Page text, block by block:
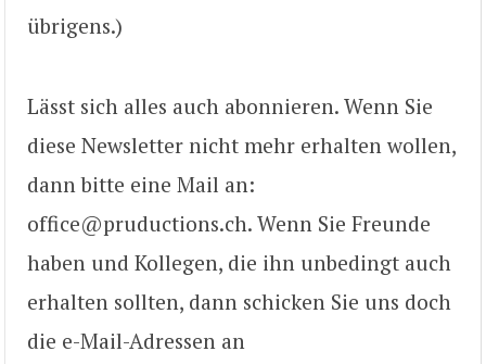
übrigens.)
Lässt sich alles auch abonnieren. Wenn Sie
diese Newsletter nicht mehr erhalten wollen,
dann bitte eine Mail an:
office@pruductions.ch. Wenn Sie Freunde
haben und Kollegen, die ihn unbedingt auch
erhalten sollten, dann schicken Sie uns doch
die e-Mail-Adressen an